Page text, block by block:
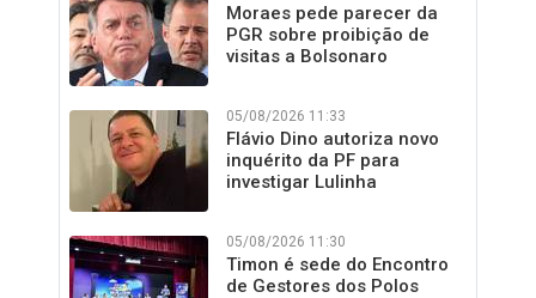
Moraes pede parecer da
PGR sobre proibição de
visitas a Bolsonaro
05/08/2026 11:33
Flávio Dino autoriza novo
inquérito da PF para
investigar Lulinha
05/08/2026 11:30
Timon é sede do Encontro
de Gestores dos Polos